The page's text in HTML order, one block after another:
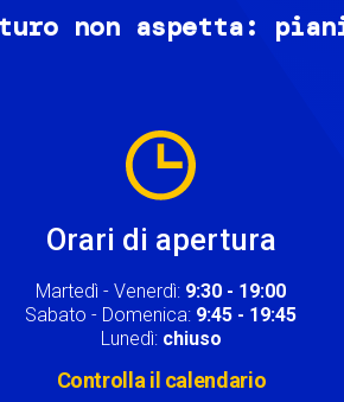
non aspetta:
Orari di apertura
Martedì - Venerdì: 9:30 - 19:00
Sabato - Domenica: 9:45 - 19:45
Lunedì: chiuso
Controlla il calendario